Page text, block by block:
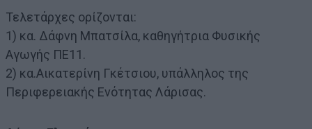
Τελετάρχες ορίζονται:
1) κα. Δάφνη Μπατσίλα, καθηγήτρια Φυσικής
Αγωγής ΠE11.
2) κα.Αικατερίνη Γκέτσιου, υπάλληλος της
Περιφερειακής Ενότητας Λάρισας.